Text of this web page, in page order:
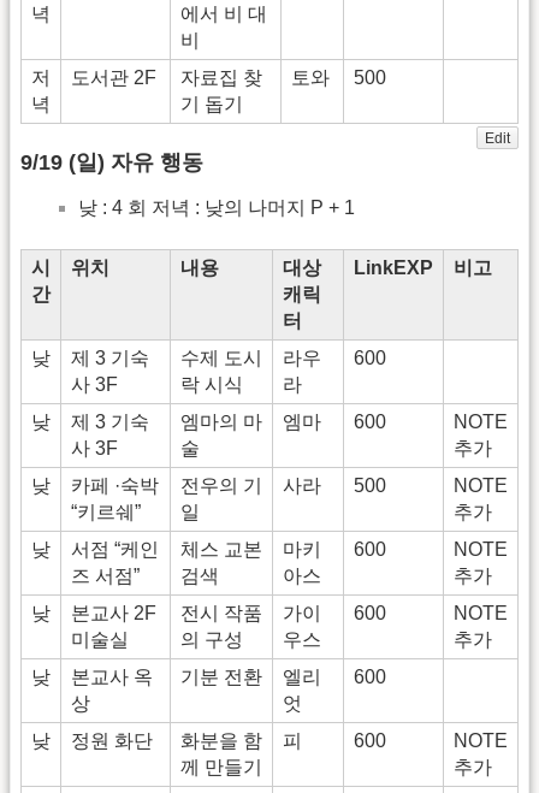
녁
에서 비 대
비
저
녁
도서관 2F
자료집 찾
기 돕기
토와 500
Edit
9/19 (일) 자유 행동
낮 : 4 회 저녁 : 낮의 나머지 P + 1
시
간
위치 내용
대상
캐릭
터
LinkEXP 비고
낮
제 3 기숙
사 3F
수제 도시
락 시식
라우
라
600
낮
제 3 기숙
사 3F
엠마의 마
술
엠마 600
NOTE
추가
낮
카페 ·숙박
“키르쉐”
전우의 기
일
사라 500
NOTE
추가
낮
서점 “케인
즈 서점”
체스 교본
검색
마키
아스
600
NOTE
추가
낮
본교사 2F
미술실
전시 작품
의 구성
가이
우스
600
NOTE
추가
낮
본교사 옥
상
기분 전환
엘리
엇
600
낮 정원 화단
화분을 함
께 만들기
피 600
NOTE
추가